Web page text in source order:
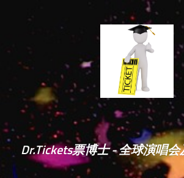
Dr.Tickets票博士 - 全球演唱